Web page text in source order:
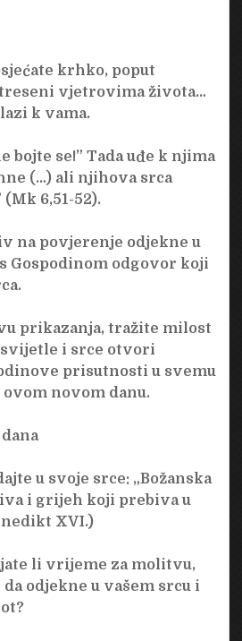
krhko, poput
vjetrovima života…
k vama.
bojte se!” Tada uđe k njima
(…) ali njihova srca
6,51-52).
na povjerenje odjekne u
Gospodinom odgovor koji
prikazanja, tražite milost
i srce otvori
prisutnosti u svemu
novom danu.
u svoje srce: „Božanska
i grijeh koji prebiva u
XVI.)
li vrijeme za molitvu,
odjekne u vašem srcu i